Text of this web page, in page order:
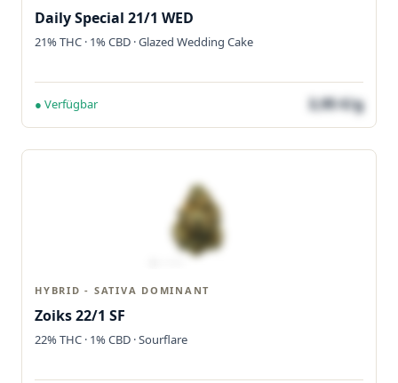
Daily Special 21/1 WED
21% THC · 1% CBD · Glazed Wedding Cake
● Verfügbar 3,95 €/g
HYBRID - SATIVA DOMINANT
Zoiks 22/1 SF
22% THC · 1% CBD · Sourflare